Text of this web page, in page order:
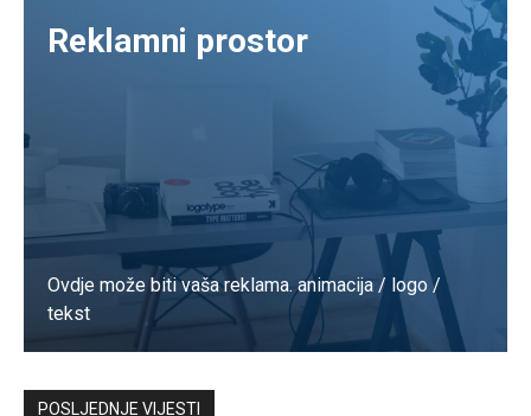
Reklamni prostor
Ovdje može biti vaša reklama. animacija / logo /
tekst
Kontaktirajte nas
POSLJEDNJE VIJESTI